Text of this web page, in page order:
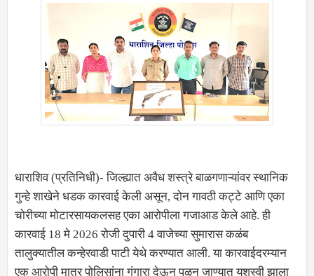
धाराशिव (प्रतिनिधी)- जिल्ह्यात अवैध शस्त्रे बाळगणाऱ्यांवर स्थानिक
गुन्हे शाखेने धडक कारवाई केली असून, दोन गावठी कट्टे आणि एका
चोरीच्या मोटारसायकलसह एका आरोपीला गजाआड केले आहे. ही
कारवाई 18 मे 2026 रोजी दुपारी 4 वाजेच्या सुमारास कळंब
तालुक्यातील कन्हेरवाडी पाटी येथे करण्यात आली. या कारवाईदरम्यान
एक आरोपी मात्र पोलिसांना गुंगारा देऊन पळून जाण्यात यशस्वी झाला